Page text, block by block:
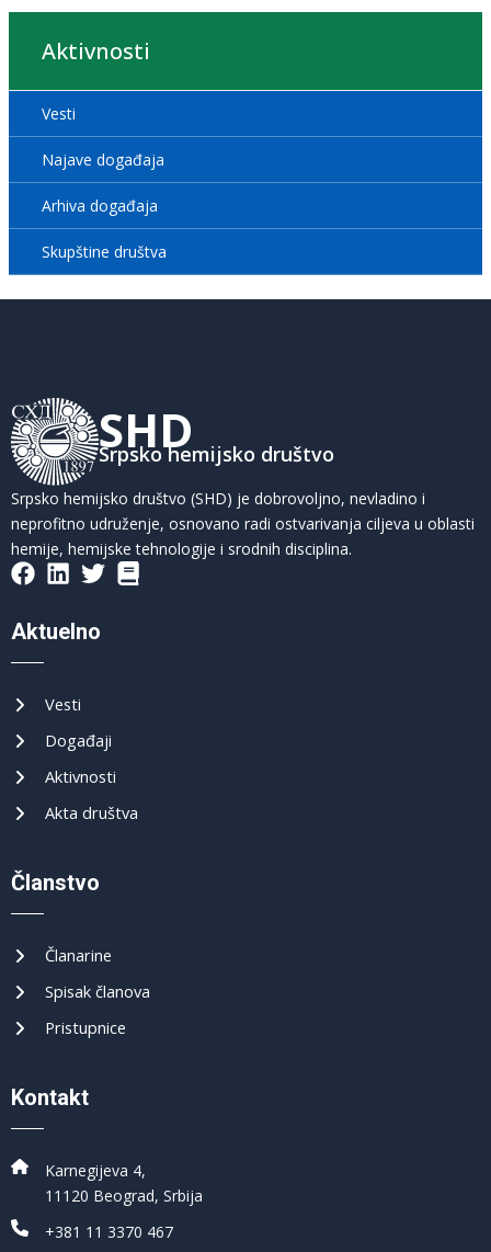
Aktivnosti
Vesti
Najave događaja
Arhiva događaja
Skupštine društva
SHD
Srpsko hemijsko društvo
Srpsko hemijsko društvo (SHD) je dobrovoljno, nevladino i
neprofitno udruženje, osnovano radi ostvarivanja ciljeva u oblasti
hemije, hemijske tehnologije i srodnih disciplina.
Aktuelno
Vesti
Događaji
Aktivnosti
Akta društva
Članstvo
Članarine
Spisak članova
Pristupnice
Kontakt
Karnegijeva 4,
11120 Beograd, Srbija
+381 11 3370 467